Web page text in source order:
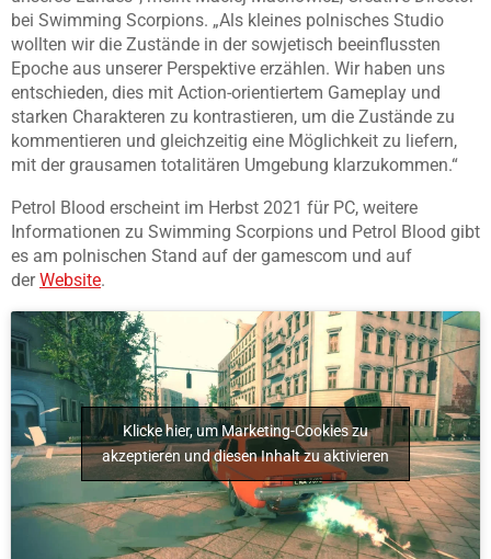
bei Swimming Scorpions. „Als kleines polnisches Studio
wollten wir die Zustände in der sowjetisch beeinflussten
Epoche aus unserer Perspektive erzählen. Wir haben uns
entschieden, dies mit Action-orientiertem Gameplay und
starken Charakteren zu kontrastieren, um die Zustände zu
kommentieren und gleichzeitig eine Möglichkeit zu liefern,
mit der grausamen totalitären Umgebung klarzukommen.“
Petrol Blood erscheint im Herbst 2021 für PC, weitere
Informationen zu Swimming Scorpions und Petrol Blood gibt
es am polnischen Stand auf der gamescom und auf
derWebsite.
Klicke hier, um Marketing-Cookies zu
akzeptieren und diesen Inhalt zu aktivieren